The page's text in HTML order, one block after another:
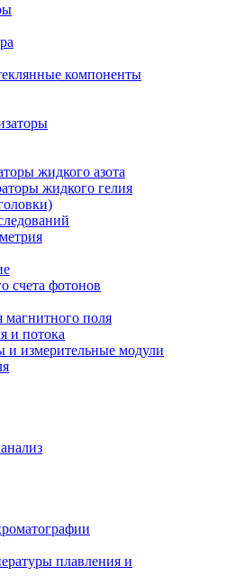
компоненты
жидкого азота
жидкого гелия
счета фотонов
магнитного поля
и потока
и измерительные модули
плавления и